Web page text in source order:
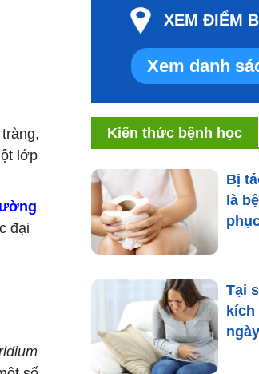
lớp
đại
XEM ĐIỂM
Xem danh
Kiến thức bệnh học
Bị
là
Tại
kích